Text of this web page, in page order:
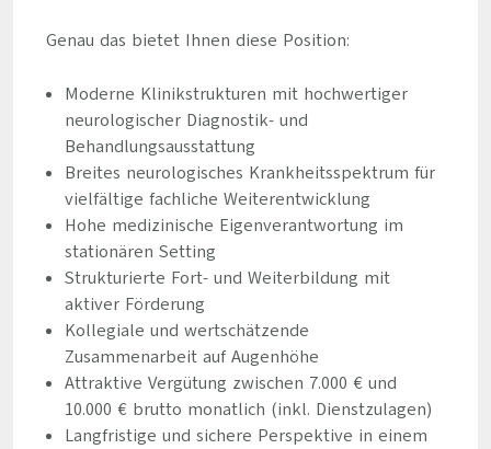
Genau das bietet Ihnen diese Position:
Moderne Klinikstrukturen mit hochwertiger
neurologischer Diagnostik- und
Behandlungsausstattung
Breites neurologisches Krankheitsspektrum für
vielfältige fachliche Weiterentwicklung
Hohe medizinische Eigenverantwortung im
stationären Setting
Strukturierte Fort- und Weiterbildung mit
aktiver Förderung
Kollegiale und wertschätzende
Zusammenarbeit auf Augenhöhe
Attraktive Vergütung zwischen 7.000 € und
10.000 € brutto monatlich (inkl. Dienstzulagen)
Langfristige und sichere Perspektive in einem